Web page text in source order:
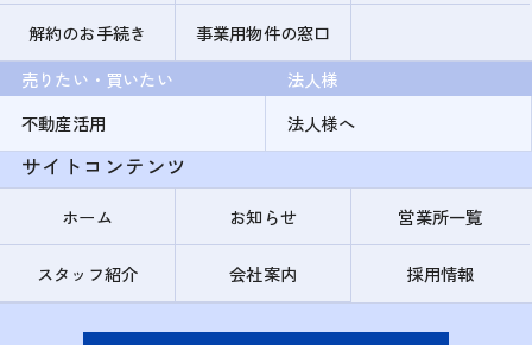
解約のお手続き
事業用物件の窓口
売りたい・買いたい
不動産活用
法人様
法人様へ
サイトコンテンツ
ホーム お知らせ 営業所一覧
スタッフ紹介 会社案内 採用情報